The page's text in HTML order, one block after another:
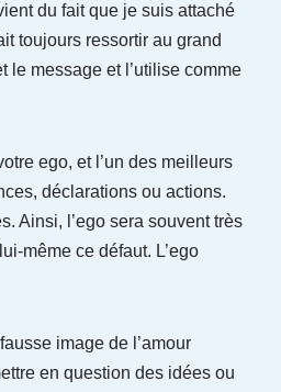
du fait que je suis attaché
toujours ressortir au grand
le message et l’utilise comme
ego, et l’un des meilleurs
déclarations ou actions.
Ainsi, l’ego sera souvent très
même ce défaut. L’ego
image de l’amour
en question des idées ou